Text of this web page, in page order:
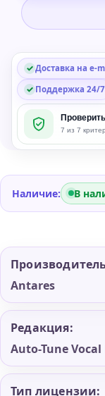
Доставка на e-
Поддержка 24/7
7 из 7
Наличие: В
Antares
Редакция:
Auto-Tune
Тип лицензии: